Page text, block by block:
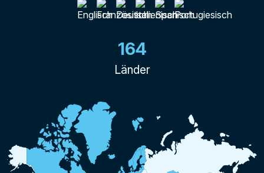
164
Länder